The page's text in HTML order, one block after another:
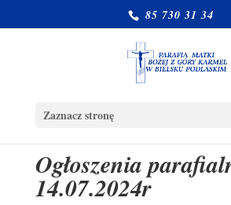
85 730 31 34
Zaznacz stronę
Ogłoszenia
14.07.2024r